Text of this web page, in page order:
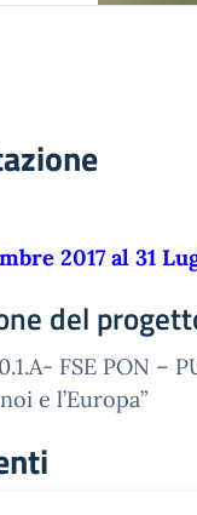
2017 al 31
del
FSE PON –
e l’Europa”